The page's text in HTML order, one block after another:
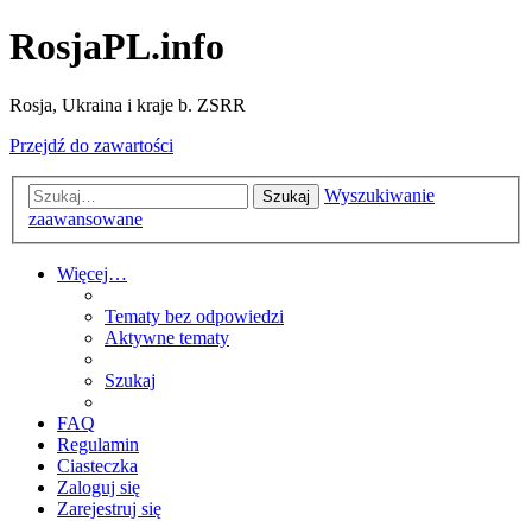
RosjaPL.info
Rosja, Ukraina i kraje b. ZSRR
Przejdź do zawartości
Szukaj
Wyszukiwanie
zaawansowane
Więcej…
Tematy bez odpowiedzi
Aktywne tematy
Szukaj
FAQ
Regulamin
Ciasteczka
Zaloguj się
Zarejestruj się